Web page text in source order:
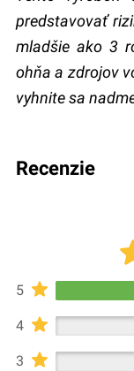
predstavovať
mladšie ako 3
ohňa a zdrojov
vyhnite sa
recenzie
5
4
3